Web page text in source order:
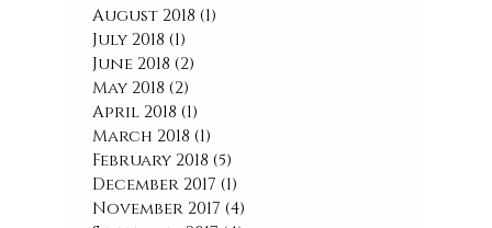
August 2018 (1)
July 2018 (1)
June 2018 (2)
May 2018 (2)
April 2018 (1)
March 2018 (1)
February 2018 (5)
December 2017 (1)
November 2017 (4)